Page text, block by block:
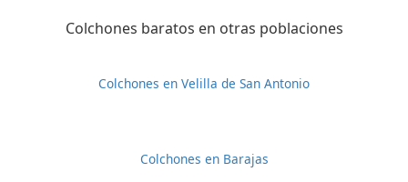
Colchones baratos en otras poblaciones
Colchones en Velilla de San Antonio
Colchones en Barajas